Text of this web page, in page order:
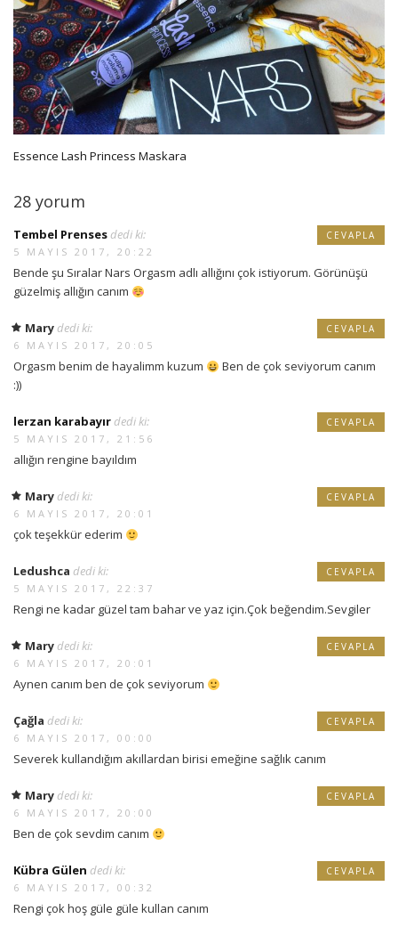
Essence Lash Princess Maskara
28 yorum
Tembel Prenses dedi ki:
5 MAYIS 2017, 20:22
Bende şu Sıralar Nars Orgasm adlı allığını çok istiyorum. Görünüşü
güzelmiş allığın canım
CEVAPLA
Mary dedi ki:
6 MAYIS 2017, 20:05
Orgasm benim de hayalimm kuzum
Ben de çok seviyorum canım
:))
CEVAPLA
lerzan karabayır dedi ki:
5 MAYIS 2017, 21:56
allığın rengine bayıldım
CEVAPLA
Mary dedi ki:
6 MAYIS 2017, 20:01
çok teşekkür ederim
CEVAPLA
Ledushca dedi ki:
5 MAYIS 2017, 22:37
Rengi ne kadar güzel tam bahar ve yaz için.Çok beğendim.Sevgiler
CEVAPLA
Mary dedi ki:
6 MAYIS 2017, 20:01
Aynen canım ben de çok seviyorum
CEVAPLA
Çağla dedi ki:
6 MAYIS 2017, 00:00
Severek kullandığım akıllardan birisi emeğine sağlık canım
CEVAPLA
Mary dedi ki:
6 MAYIS 2017, 20:00
Ben de çok sevdim canım
CEVAPLA
Kübra Gülen dedi ki:
6 MAYIS 2017, 00:32
Rengi çok hoş güle güle kullan canım
CEVAPLA